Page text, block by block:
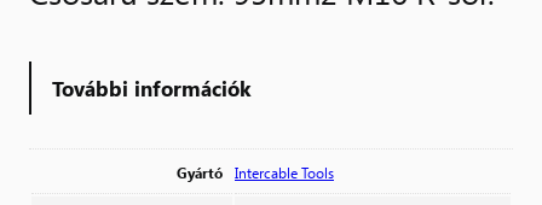
További információk
Gyártó Intercable Tools